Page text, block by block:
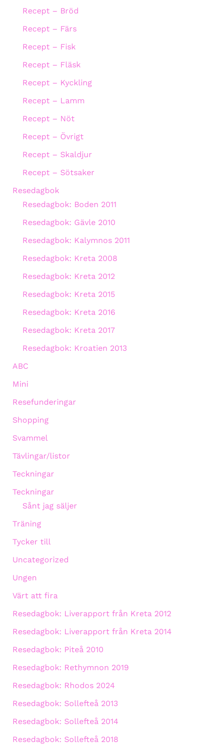
Recept – Bröd
Recept – Färs
Recept – Fisk
Recept – Fläsk
Recept – Kyckling
Recept – Lamm
Recept – Nöt
Recept – Övrigt
Recept – Skaldjur
Recept – Sötsaker
Resedagbok
Resedagbok: Boden 2011
Resedagbok: Gävle 2010
Resedagbok: Kalymnos 2011
Resedagbok: Kreta 2008
Resedagbok: Kreta 2012
Resedagbok: Kreta 2015
Resedagbok: Kreta 2016
Resedagbok: Kreta 2017
Resedagbok: Kroatien 2013
ABC
Mini
Resefunderingar
Shopping
Svammel
Tävlingar/listor
Teckningar
Teckningar
Sånt jag säljer
Träning
Tycker till
Uncategorized
Ungen
Värt att fira
Resedagbok: Liverapport från Kreta 2012
Resedagbok: Liverapport från Kreta 2014
Resedagbok: Piteå 2010
Resedagbok: Rethymnon 2019
Resedagbok: Rhodos 2024
Resedagbok: Sollefteå 2013
Resedagbok: Sollefteå 2014
Resedagbok: Sollefteå 2018